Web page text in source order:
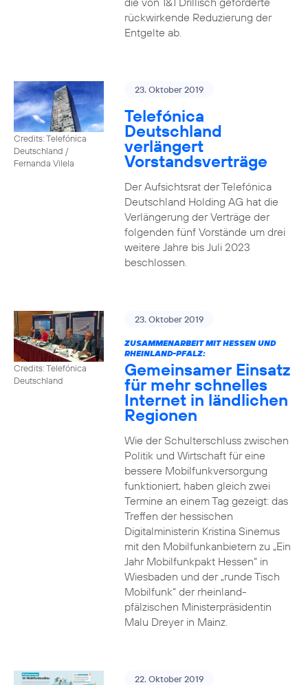
rückwirkende Reduzierung der
Entgelte ab.
Credits: Telefónica
Deutschland /
Fernanda Vilela
23. Oktober 2019
Telefónica
Deutschland
verlängert
Vorstandsverträge
Der Aufsichtsrat der Telefónica
Deutschland Holding AG hat die
Verlängerung der Verträge der
folgenden fünf Vorstände um drei
weitere Jahre bis Juli 2023
beschlossen.
Credits: Telefónica
Deutschland
23. Oktober 2019
ZUSAMMENARBEIT MIT HESSEN UND
RHEINLAND-PFALZ:
Gemeinsamer Einsatz
für mehr schnelles
Internet in ländlichen
Regionen
Wie der Schulterschluss zwischen
Politik und Wirtschaft für eine
bessere Mobilfunkversorgung
funktioniert, haben gleich zwei
Termine an einem Tag gezeigt: das
Treffen der hessischen
Digitalministerin Kristina Sinemus
mit den Mobilfunkanbietern zu „Ein
Jahr Mobilfunkpakt Hessen“ in
Wiesbaden und der „runde Tisch
Mobilfunk“ der rheinland-
pfälzischen Ministerpräsidentin
Malu Dreyer in Mainz.
22. Oktober 2019